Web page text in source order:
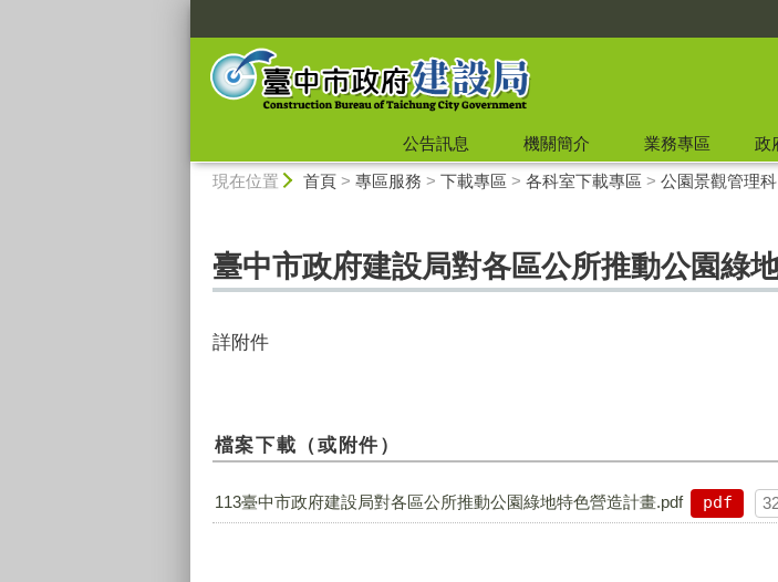
公告訊息 機關簡介 業務專區 政
現在位置 首頁> 專區服務 > 下載專區 > 各科室下載專區 > 公園景觀管理科
臺中市政府建設局對各區公所推動公園綠
詳附件
檔案下載（或附件）
113臺中市政府建設局對各區公所推動公園綠地特色營造計畫.pdf pdf